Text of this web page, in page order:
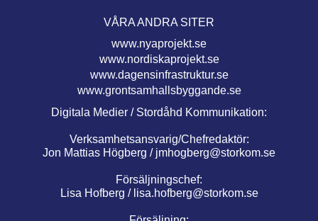
VÅRA ANDRA SITER
www.nyaprojekt.se
www.nordiskaprojekt.se
www.dagensinfrastruktur.se
www.grontsamhallsbyggande.se
Digitala Medier / Stordåhd Kommunikation:
Verksamhetsansvarig/Chefredaktör:
Jon Mattias Högberg / jmhogberg@storkom.se
Försäljningschef:
Lisa Hofberg / lisa.hofberg@storkom.se